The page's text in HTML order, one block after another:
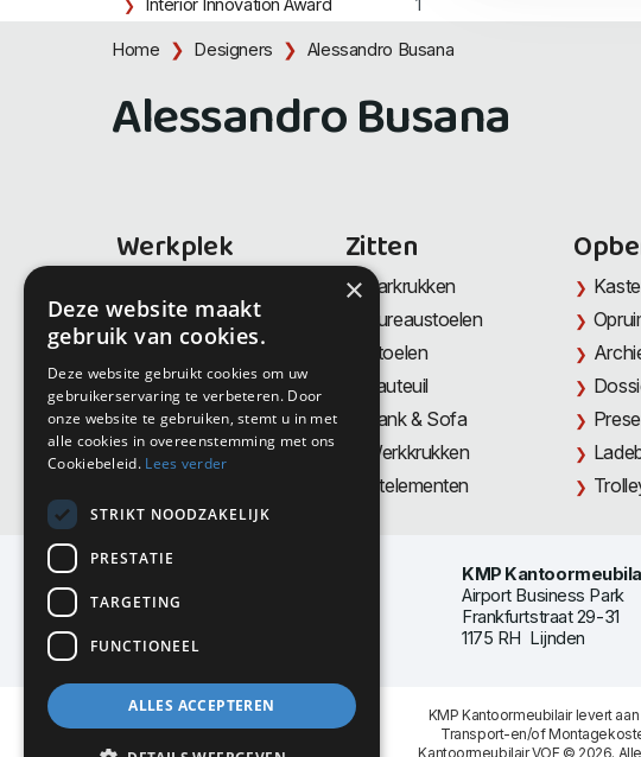
Interior Innovation Award
1
Home Designers Alessandro Busana
Alessandro Busana
Werkplek
Thuiswerkplek
Directiemeubilair
Akoestiek & Privacy
Tafels
Zitten
Barkrukken
Bureaustoelen
Stoelen
Fauteuil
Bank & Sofa
Werkkrukken
Zitelementen
KMP
Airport Business Park
Frankfurtstraat 29-31
1175 RH Lijnden
KMP Kantoormeubilair levert aan
Transport-en/of
Kantoormeubilair VOF © 2026.
×
Deze website maakt
gebruik van cookies.
Deze website gebruikt cookies om uw
gebruikerservaring te verbeteren. Door
onze website te gebruiken, stemt u in met
alle cookies in overeenstemming met ons
Cookiebeleid. Lees verder
STRIKT NOODZAKELIJK
PRESTATIE
TARGETING
FUNCTIONEEL
ALLES ACCEPTEREN